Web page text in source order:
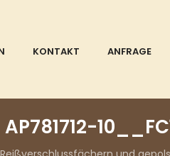
KONTAKT ANFRAGE
AP781712-